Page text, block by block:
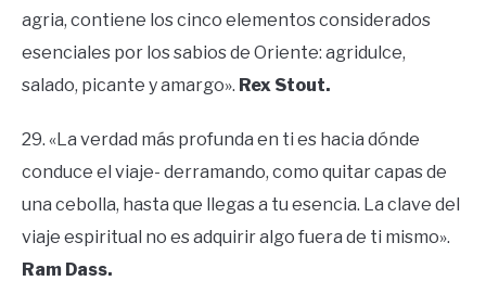
agria, contiene los cinco elementos considerados
esenciales por los sabios de Oriente: agridulce,
salado, picante y amargo». Rex Stout.
29. «La verdad más profunda en ti es hacia dónde
conduce el viaje- derramando, como quitar capas de
una cebolla, hasta que llegas a tu esencia. La clave del
viaje espiritual no es adquirir algo fuera de ti mismo».
Ram Dass.